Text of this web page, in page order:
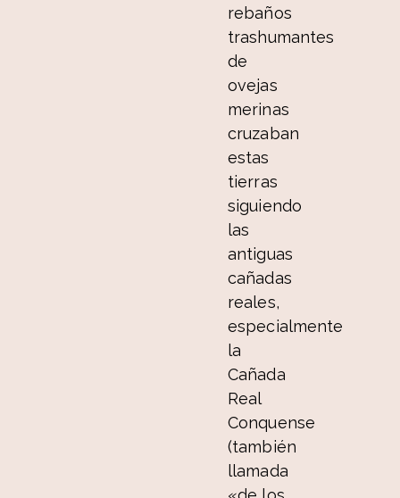
rebaños
trashumantes
de
ovejas
merinas
cruzaban
estas
tierras
siguiendo
las
antiguas
cañadas
reales,
especialmente
la
Cañada
Real
Conquense
(también
llamada